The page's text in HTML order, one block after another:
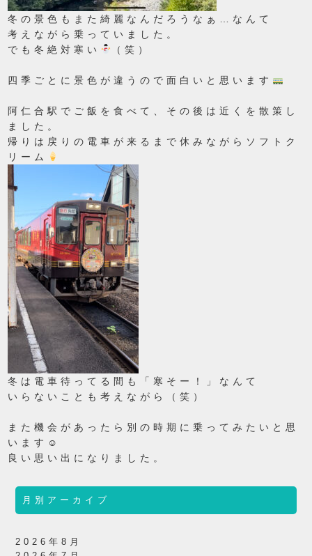
冬の景色もまた綺麗なんだろうなぁ…なんて
考えながら乗っていました。
でも冬絶対寒い
（笑）
四季ごとに景色が違うので面白いと思います
阿仁合駅でご飯を食べて、その後は近くを散策し
ました。
帰りは戻りの電車が来るまで休みながらソフトク
リーム
冬は電車待ってる間も「寒そー！」なんて
いらないことも考えながら（笑）
また機会があったら別の時期に乗ってみたいと思
います☺
良い思い出になりました。
月別アーカイブ
2026年8月